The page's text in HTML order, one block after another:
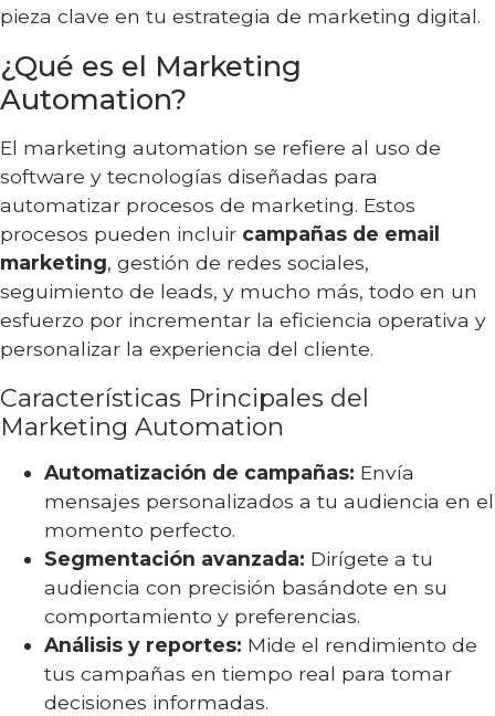
pieza clave en tu estrategia de marketing digital.
¿Qué es el Marketing
Automation?
El marketing automation se refiere al uso de
software y tecnologías diseñadas para
automatizar procesos de marketing. Estos
procesos pueden incluir campañas de email
marketing, gestión de redes sociales,
seguimiento de leads, y mucho más, todo en un
esfuerzo por incrementar la eficiencia operativa y
personalizar la experiencia del cliente.
Características Principales del
Marketing Automation
Automatización de campañas: Envía
mensajes personalizados a tu audiencia en el
momento perfecto.
Segmentación avanzada: Dirígete a tu
audiencia con precisión basándote en su
comportamiento y preferencias.
Análisis y reportes: Mide el rendimiento de
tus campañas en tiempo real para tomar
decisiones informadas.